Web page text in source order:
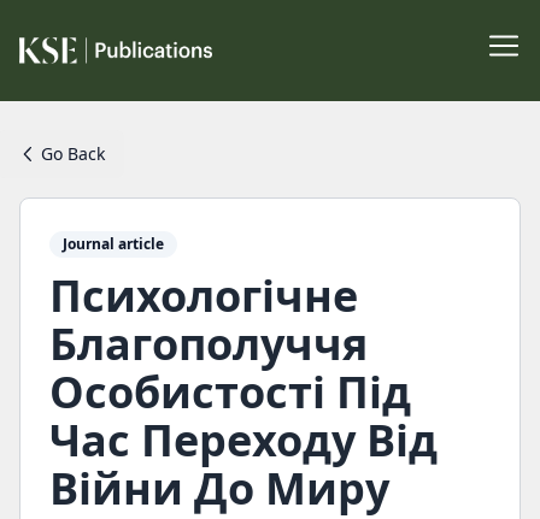
Go Back
Journal article
Психологічне
Благополуччя
Особистості Під
Час Переходу Від
Війни До Миру